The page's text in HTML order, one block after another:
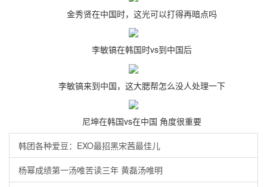
金秀贤在中国时，这光可以打得再暗点吗
李敏镐在韩国时vs到中国后
李敏镐来到中国，这大腮帮怎么没人处理一下
尼坤在韩国vs在中国 角度很重要
韩团各种爱豆：EXO最招黑宋茜最佳儿
杨幂成绩第一汤唯苦读三年 黄磊汤唯明